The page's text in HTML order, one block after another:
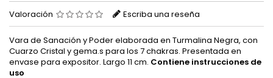
Valoración Escriba una reseña
Vara de Sanación y Poder elaborada en Turmalina Negra, con
Cuarzo Cristal y gema.s para los 7 chakras. Presentada en
envase para expositor. Largo 11 cm. Contiene instrucciones de
uso